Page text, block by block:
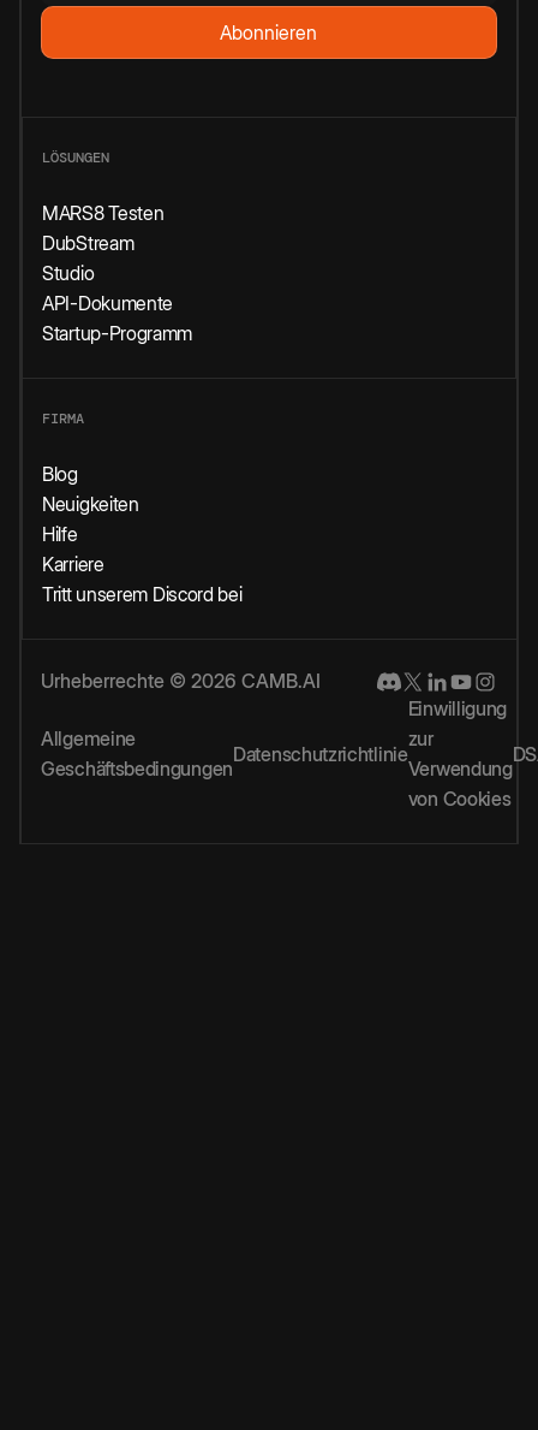
LÖSUNGEN
MARS8 Testen
DubStream
Studio
API-Dokumente
Startup-Programm
FIRMA
Blog
Neuigkeiten
Hilfe
Karriere
Tritt unserem Discord bei
Urheberrechte © 2026 CAMB.AI
Allgemeine
Geschäftsbedingungen
Datenschutzrichtlinie
Einwilligung
zur
Verwendung
von Cookies